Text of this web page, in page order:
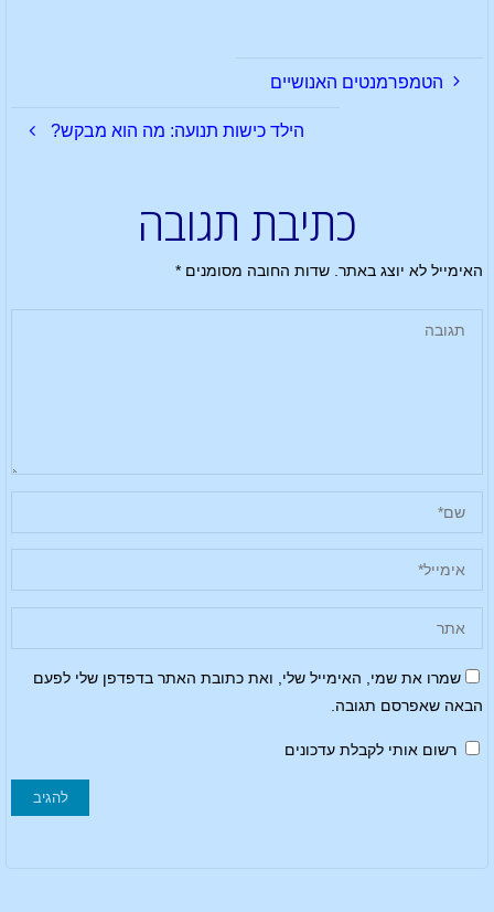
הטמפרמנטים האנושיים
הילד כישות תנועה: מה הוא מבקש?
כתיבת תגובה
האימייל לא יוצג באתר. שדות החובה מסומנים*
שמרו את שמי, האימייל שלי, ואת כתובת האתר בדפדפן שלי לפעם
הבאה שאפרסם תגובה.
רשום אותי לקבלת עדכונים